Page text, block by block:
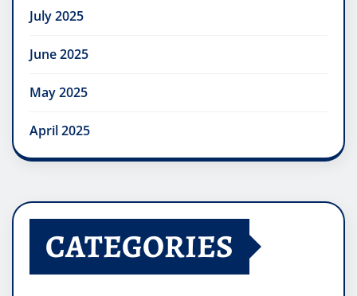
July 2025
June 2025
May 2025
April 2025
CATEGORIES